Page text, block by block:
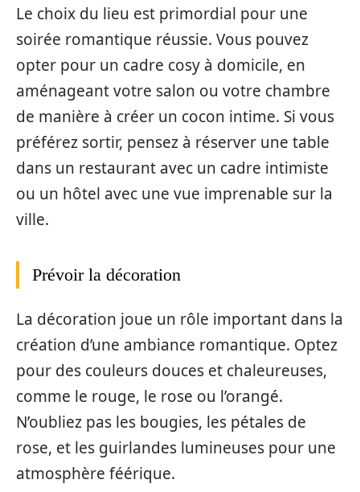
Le choix du lieu est primordial pour une
soirée romantique réussie. Vous pouvez
opter pour un cadre cosy à domicile, en
aménageant votre salon ou votre chambre
de manière à créer un cocon intime. Si vous
préférez sortir, pensez à réserver une table
dans un restaurant avec un cadre intimiste
ou un hôtel avec une vue imprenable sur la
ville.
Prévoir la décoration
La décoration joue un rôle important dans la
création d’une ambiance romantique. Optez
pour des couleurs douces et chaleureuses,
comme le rouge, le rose ou l’orangé.
N’oubliez pas les bougies, les pétales de
rose, et les guirlandes lumineuses pour une
atmosphère féérique.